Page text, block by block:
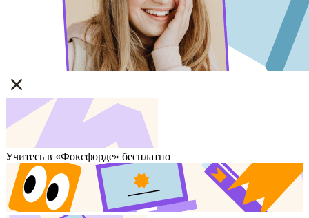
Учитесь в «Фоксфорде» бесплатно